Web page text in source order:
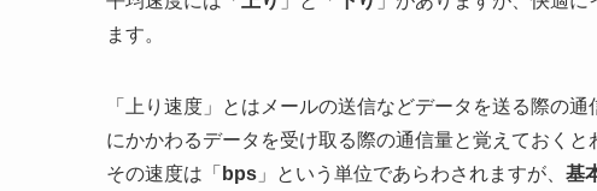
ます。
「上り速度」とはメールの送信などデータを送る際の
にかかわるデータを受け取る際の通信量と覚えておくと
その速度は「 bps 」という単位であらわされますが、 基